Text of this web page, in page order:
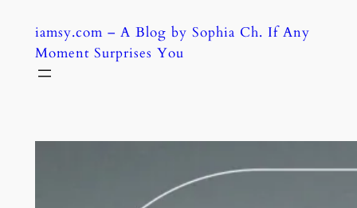
content
iamsy.com – A Blog by Sophia Ch. If Any
Moment Surprises You